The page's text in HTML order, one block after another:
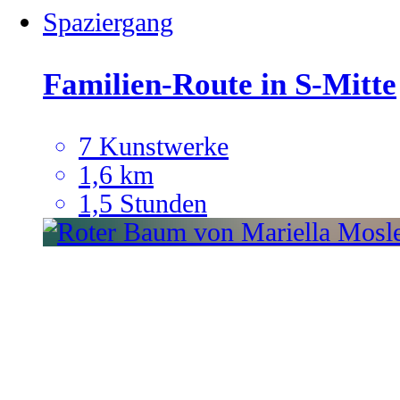
Spaziergang
Familien-Route in S-Mitte
7 Kunstwerke
1,6 km
1,5 Stunden